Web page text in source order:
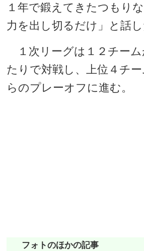
１年で鍛えてきたつもり
力を出し切るだけ」と話し
１次リーグは１２チーム
たりで対戦し、上位４チ
らのプレーオフに進む。
フォトのほかの記事